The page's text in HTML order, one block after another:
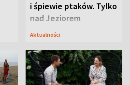
i śpiewie ptaków. Tylko
nad Jeziorem
Tarnobrzeskim
Aktualności